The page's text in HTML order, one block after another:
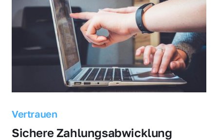
Vertrauen
Sichere Zahlungsabwicklung